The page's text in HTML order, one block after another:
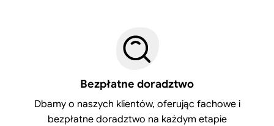
Bezpłatne doradztwo
Dbamy o naszych klientów, oferując fachowe i
bezpłatne doradztwo na każdym etapie